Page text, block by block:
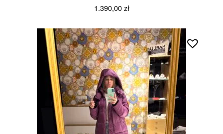
1.390,00 zł